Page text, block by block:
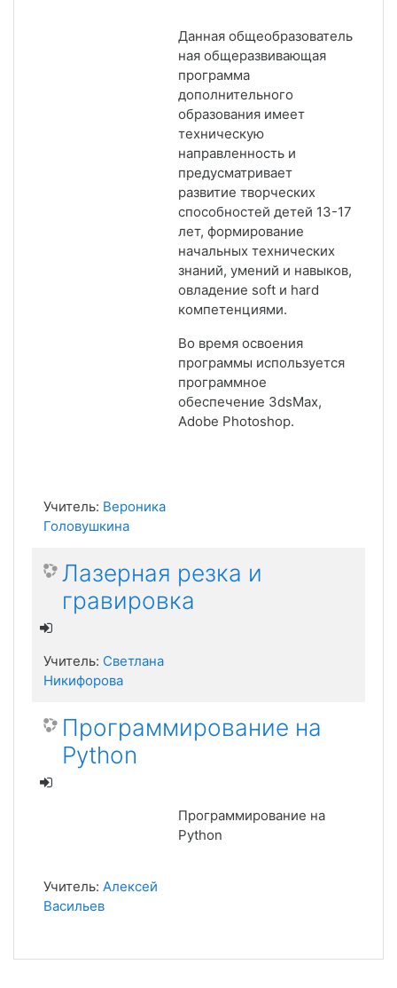
Данная общеобразователь
ная общеразвивающая
программа
дополнительного
образования имеет
техническую
направленность и
предусматривает
развитие творческих
способностей детей 13-17
лет, формирование
начальных технических
знаний, умений и навыков,
овладение soft и hard
компетенциями.
Во время освоения
программы используется
программное
обеспечение 3dsMax,
Adobe Photoshop.
Учитель: Вероника
Головушкина
Лазерная резка и
гравировка
Учитель: Светлана
Никифорова
Программирование на
Python
Программирование на
Python
Учитель: Алексей
Васильев